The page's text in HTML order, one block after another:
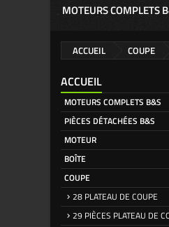
MOTEURS COMPLETS
ACCUEIL COUPE
ACCUEIL
MOTEURS COMPLETS B&S
PIÈCES DÉTACHÉES B&S
MOTEUR
BOÎTE
COUPE
28 PLATEAU DE COUPE
29 PIÈCES PLATEAU DE